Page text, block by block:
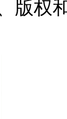
版权